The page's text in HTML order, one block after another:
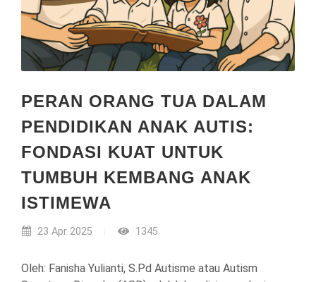
PERAN ORANG TUA DALAM
PENDIDIKAN ANAK AUTIS:
FONDASI KUAT UNTUK
TUMBUH KEMBANG ANAK
ISTIMEWA
23 Apr 2025 1345
Oleh: Fanisha Yulianti, S.Pd Autisme atau Autism